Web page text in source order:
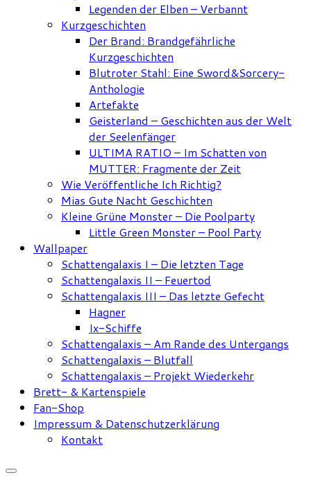
Legenden der Elben – Verbannt
Kurzgeschichten
Der Brand: Brandgefährliche
Kurzgeschichten
Blutroter Stahl: Eine Sword&Sorcery-
Anthologie
Artefakte
Geisterland – Geschichten aus der Welt
der Seelenfänger
ULTIMA RATIO – Im Schatten von
MUTTER: Fragmente der Zeit
Wie Veröffentliche Ich Richtig?
Mias Gute Nacht Geschichten
Kleine Grüne Monster – Die Poolparty
Little Green Monster – Pool Party
Wallpaper
Schattengalaxis I – Die letzten Tage
Schattengalaxis II – Feuertod
Schattengalaxis III – Das letzte Gefecht
Hagner
Ix-Schiffe
Schattengalaxis – Am Rande des Untergangs
Schattengalaxis – Blutfall
Schattengalaxis – Projekt Wiederkehr
Brett- & Kartenspiele
Fan-Shop
Impressum & Datenschutzerklärung
Kontakt